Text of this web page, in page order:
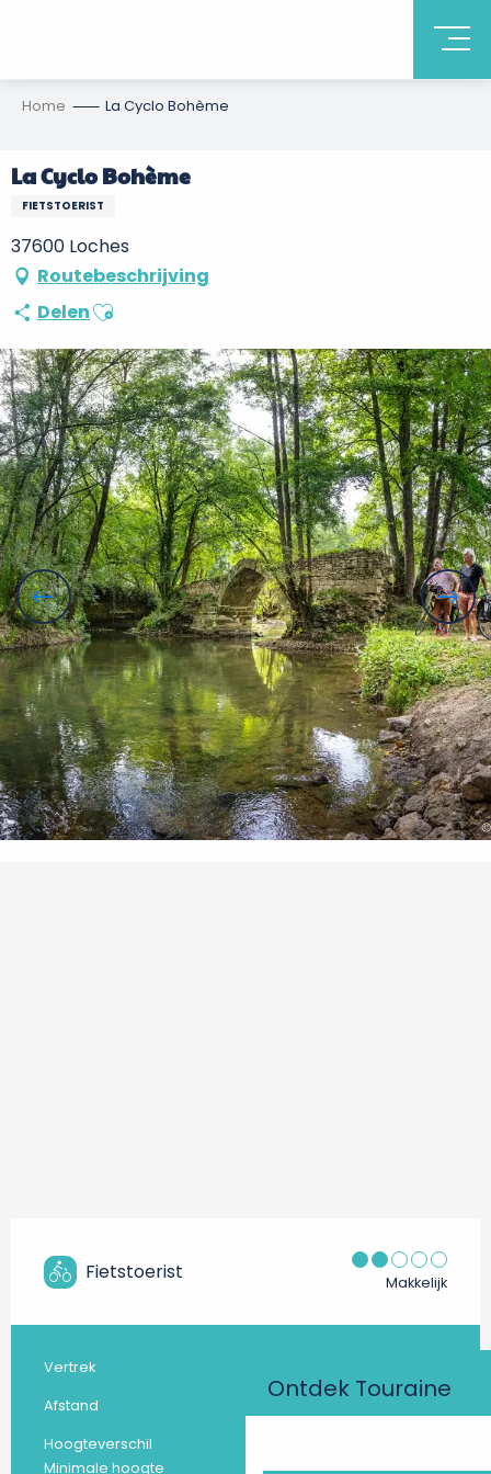
Ontdek Touraine
Home La Cyclo Bohème
La Cyclo Bohème
FIETSTOERIST
37600 Loches
Routebeschrijving
DelenAjouter aux favoris
Fietstoerist Makkelijk
Praktische informatie
Vertrek
Afstand
Hoogteverschil
Minimale hoogte